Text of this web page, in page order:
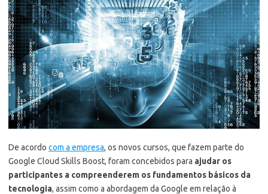
De acordo com a empresa, os novos cursos, que fazem parte do
Google Cloud Skills Boost, foram concebidos para ajudar os
participantes a compreenderem os fundamentos básicos da
tecnologia, assim como a abordagem da Google em relação à